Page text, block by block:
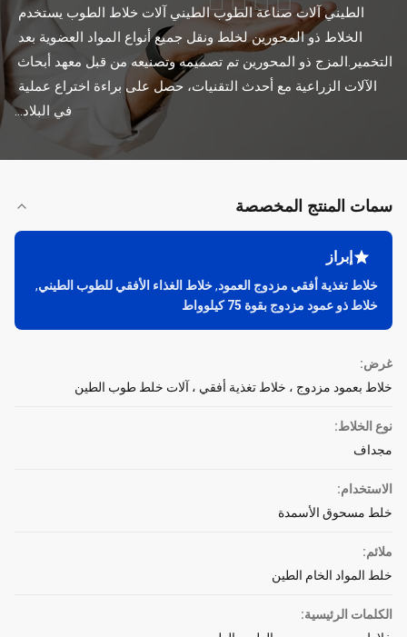
في البلاد...
سمات المنتج المخصصة
إبراز
خلاط تغذية أفقي مزدوج العمود,خلاط الغذاء الأفقي للطوب الطيني,
خلاط ذو عمود مزدوج بقوة 75 كيلوواط
غرض:
خلاط بعمود مزدوج ، خلاط تغذية أفقي ، آلات خلط طوب الطين
نوع الخلاط:
مجداف
الاستخدام:
خلط مسحوق الأسمدة
ملائم:
خلط المواد الخام الطين
الكلمات الرئيسية: